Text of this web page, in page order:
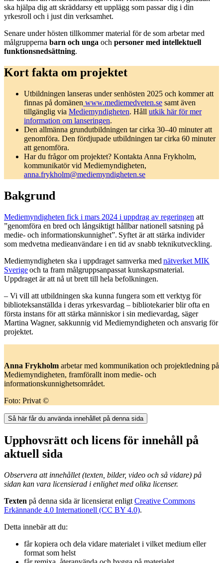
ska hjälpa dig att skräddarsy ett upplägg som passar dig i din
yrkesroll och i just din verksamhet.
Senare under hösten tillkommer material för de som arbetar med
målgrupperna barn och unga och personer med intellektuell
funktionsnedsättning.
Kort fakta om projektet
Utbildningen lanseras under senhösten 2025 och kommer att
finnas på domänen www.mediemedveten.se samt även
tillgänglig via Mediemyndigheten. Håll utkik här för mer
information om lanseringen.
Den allmänna grundutbildningen tar cirka 30–40 minuter att
genomföra. Den fördjupade utbildningen tar cirka 60 minuter
att genomföra.
Har du frågor om projektet? Kontakta Anna Frykholm,
kommunikatör vid Mediemyndigheten,
anna.frykholm@mediemyndigheten.se
Bakgrund
Mediemyndigheten fick i mars 2024 i uppdrag av regeringen att
”genomföra en bred och långsiktigt hållbar nationell satsning på
medie- och informationskunnighet”. Syftet är att stärka individer
som medvetna medieanvändare i en tid av snabb teknikutveckling.
Mediemyndigheten ska i uppdraget samverka med nätverket MIK
Sverigeoch ta fram målgruppsanpassat kunskapsmaterial.
Uppdraget är att nå ut brett till hela befolkningen.
– Vi vill att utbildningen ska kunna fungera som ett verktyg för
biblioteksanställda i deras yrkesvardag – bibliotekarier blir ofta en
första instans för att stärka människor i sin medievardag, säger
Martina Wagner, sakkunnig vid Mediemyndigheten och ansvarig för
projektet.
Anna Frykholm arbetar med kommunikation och projektledning på
Mediemyndigheten, framförallt inom medie- och
informationskunnighetsområdet.
Foto: Privat ©
Så här får du använda innehållet på denna sida
Upphovsrätt och licens för innehåll på
aktuell sida
Observera att innehållet (texten, bilder, video och så vidare) på
sidan kan vara licensierad i enlighet med olika licenser.
Texten på denna sida är licensierat enligt Creative Commons
Erkännande 4.0 Internationell (CC BY 4.0).
Detta innebär att du:
får kopiera och dela vidare materialet i vilket medium eller
format som helst